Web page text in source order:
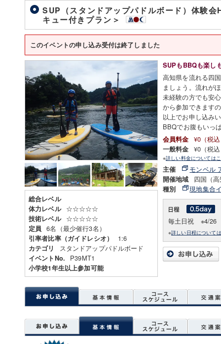
SUP（スタンドアップパドルボード）体験
キュー付きプラン＞
このイベントの申し込み受付は終了しました
総合レベル
体力レベル
☆☆☆☆☆
技術レベル ☆☆☆☆☆
定員 6名（最少催行3名）
引率者比率（ガイドレシオ） 1:6
カテゴリ スタンドアップパドルボード
イベントNo. P39MT1
小学校1年生以上参加可能
SUPもBBQも楽し
高知県を流れる四
ましょう。流れが
未経験の方でも安
から参加できます
以上でお申し込み
BBQでお腹もいっ
会員料金 ¥0（税
一般料金 ¥0（税
※詳しい料金については
主催 モンベル
開催地域 四国（
種別 現地集合
毎土日祝 ※4/26
※詳しい日程について